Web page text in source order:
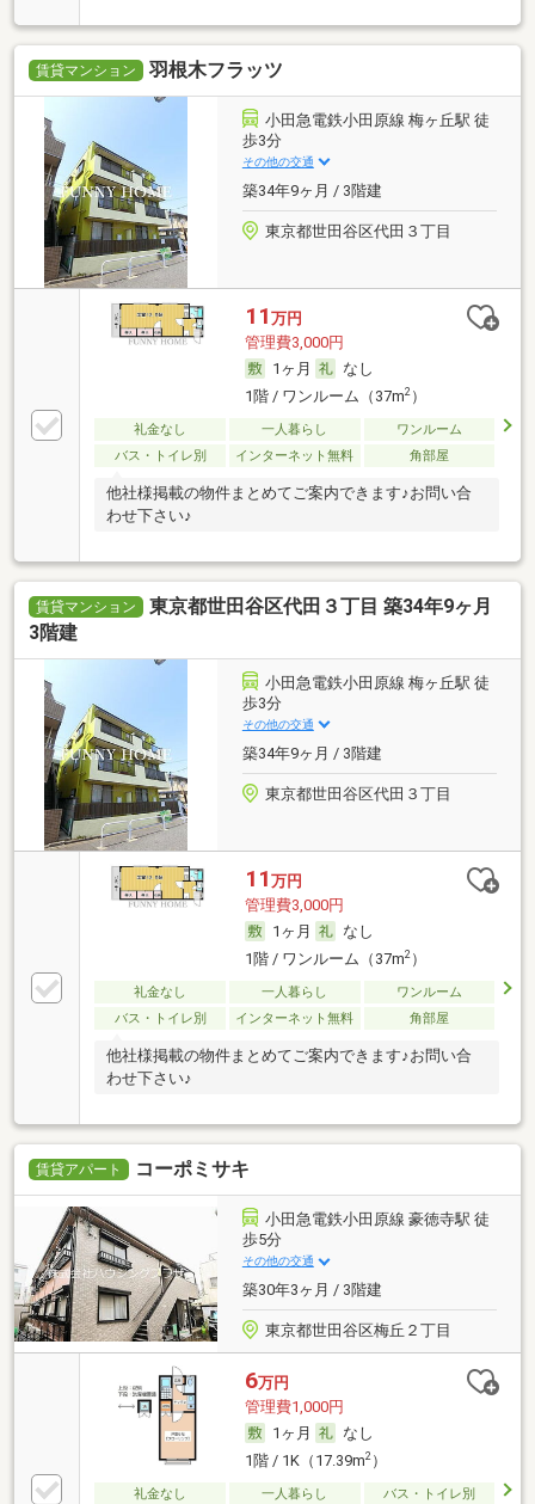
賃貸マンション 羽根木フラッツ
小田急電鉄小田原線 梅ヶ丘駅 徒
歩3分
その他の交通
築34年9ヶ月 / 3階建
東京都世田谷区代田３丁目
11 万円
管理費3,000円
1ヶ月
なし
1階 / ワンルーム（37m2）
礼金なし 一人暮らし
ワンルーム
バス・トイレ別
インターネット無料 角部屋
他社様掲載の物件まとめてご案内できます♪お問い合
わせ下さい♪
賃貸マンション
東京都世田谷区代田３丁目 築34年9ヶ月
3階建
小田急電鉄小田原線 梅ヶ丘駅 徒
歩3分
その他の交通
築34年9ヶ月 / 3階建
東京都世田谷区代田３丁目
11 万円
管理費3,000円
1ヶ月
なし
1階 / ワンルーム（37m2）
礼金なし 一人暮らし
ワンルーム
バス・トイレ別
インターネット無料 角部屋
他社様掲載の物件まとめてご案内できます♪お問い合
わせ下さい♪
賃貸アパート コーポミサキ
小田急電鉄小田原線 豪徳寺駅 徒
歩5分
その他の交通
築30年3ヶ月 / 3階建
東京都世田谷区梅丘２丁目
6万円
管理費1,000円
1ヶ月
なし
1階 / 1K（17.39m2）
礼金なし 一人暮らし
バス・トイレ別